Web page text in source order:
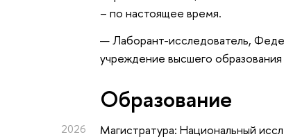
– по настоящее время.
— Лаборант-исследователь,
учреждение высшего
Oбразование
2026
Магистратура: Национальный